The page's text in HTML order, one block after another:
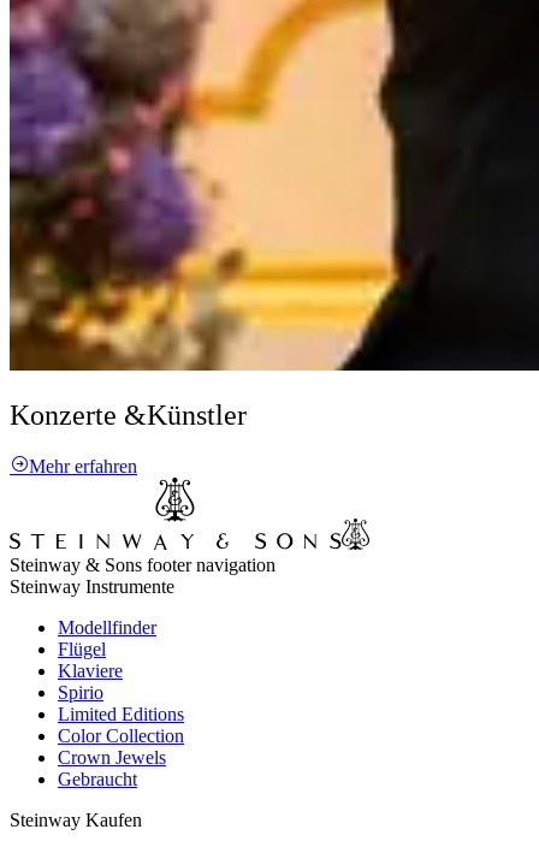
Konzerte &Künstler
Mehr erfahren
Steinway & Sons footer navigation
Steinway Instrumente
Modellfinder
Flügel
Klaviere
Spirio
Limited Editions
Color Collection
Crown Jewels
Gebraucht
Steinway Kaufen